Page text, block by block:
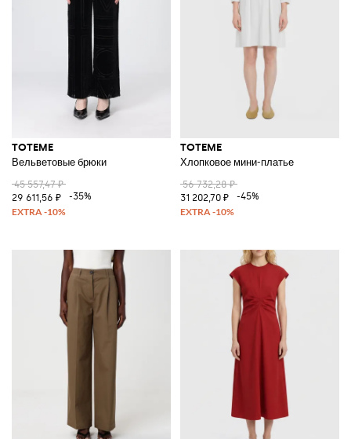
TOTEME
Вельветовые брюки
45 557,47 ₽
29 611,56 ₽
-35%
TOTEME
Хлопковое мини-платье
56 732,28 ₽
31 202,70 ₽
-45%